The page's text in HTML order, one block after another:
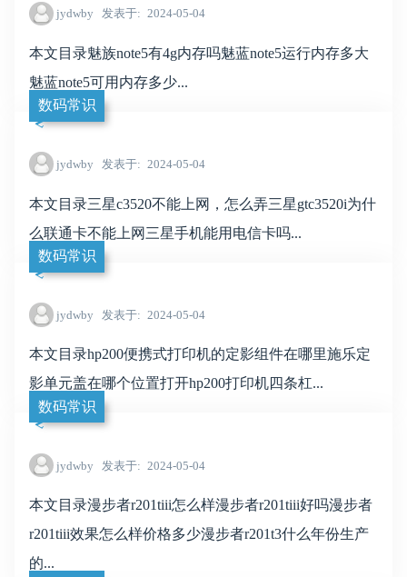
jydwby 发表于 2024-05-04
本文目录魅族note5有4g内存吗魅蓝note5运行内存多大
魅蓝note5可用内存多少...
数码常识
jydwby 发表于 2024-05-04
本文目录三星c3520不能上网，怎么弄三星gtc3520i为什
么联通卡不能上网三星手机能用电信卡吗...
数码常识
jydwby 发表于 2024-05-04
本文目录hp200便携式打印机的定影组件在哪里施乐定
影单元盖在哪个位置打开hp200打印机四条杠...
数码常识
jydwby 发表于 2024-05-04
本文目录漫步者r201tiii怎么样漫步者r201tiii好吗漫步者
r201tiii效果怎么样价格多少漫步者r201t3什么年份生产
的...